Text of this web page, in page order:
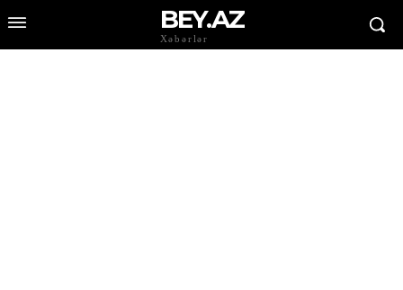
BEY.AZ
Xəbərlər